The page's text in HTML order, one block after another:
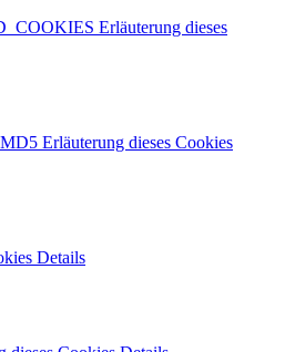
Erläuterung dieses
Erläuterung dieses Cookies
Details